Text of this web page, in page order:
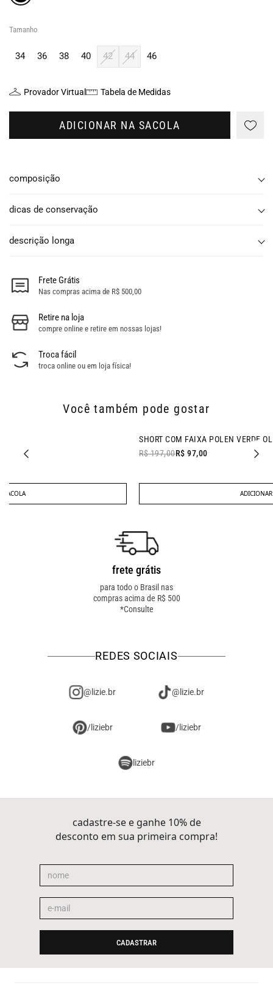
Tamanho
34 36 38 40 42 44 46
Provador Virtual Tabela de Medidas
ADICIONAR NA SACOLA
composição
dicas de conservação
descrição longa
Frete Grátis
Nas compras acima de R$ 500,00
Retire na loja
compre online e retire em nossas lojas!
Troca fácil
troca online ou em loja física!
Você também pode gostar
SHORT COM FAIXA POLEN VERDE OLIVA
R$ 197,00
frete grátis
para todo o Brasil nas
compras acima de R$ 500
*Consulte
REDES SOCIAIS
@lizie.br @lizie.br
/liziebr /liziebr
liziebr
cadastre-se e ganhe 10% de
desconto em sua primeira compra!
CADASTRAR